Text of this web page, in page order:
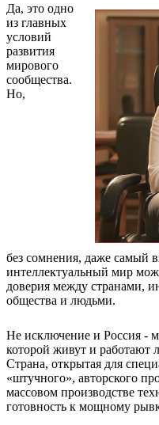
Да, это одно
из главных
условий
развития
мирового
сообщества.
Но,
без сомнения, даже самый
интеллектуальный мир
доверия между странами,
общества и людьми.
Не исключение и Россия -
которой живут и работают
Страна, открытая для
«штучного», авторского
массовом производстве
готовность к мощному